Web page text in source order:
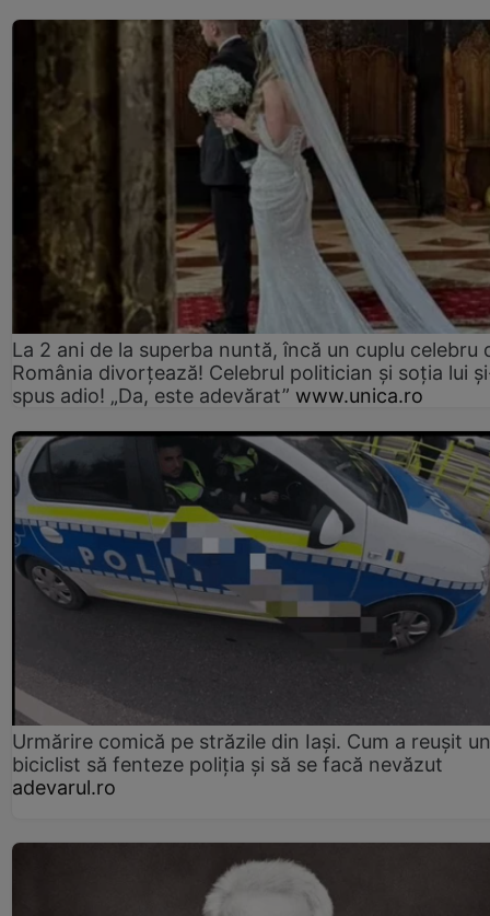
La 2 ani de la superba nuntă, încă un cuplu celebru
România divorțează! Celebrul politician și soția lui
spus adio! „Da, este adevărat” www.unica.ro
Urmărire comică pe străzile din Iași. Cum a reușit un
biciclist să fenteze poliția și să se facă nevăzut
adevarul.ro